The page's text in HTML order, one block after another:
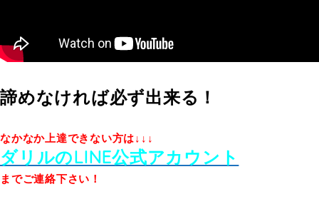
諦めなければ必ず出来る！
なかなか上達できない方は↓↓↓
ダリルのLINE公式アカウント
までご連絡下さい！